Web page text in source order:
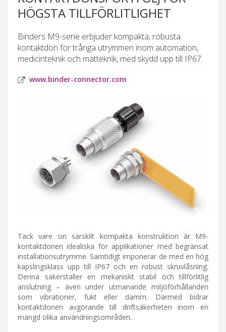
HÖGSTA TILLFÖRLITLIGHET
Binders M9-serie erbjuder kompakta, robusta
kontaktdon för trånga utrymmen inom automation,
medicinteknik och mätteknik, med skydd upp till IP67.
www.binder-connector.com
Tack vare sin särskilt kompakta konstruktion är M9-
kontaktdonen idealiska för applikationer med begränsat
installationsutrymme. Samtidigt imponerar de med en hög
kapslingsklass upp till IP67 och en robust skruvlåsning.
Denna säkerställer en mekaniskt stabil och tillförlitlig
anslutning – även under utmanande miljöförhållanden
som vibrationer, fukt eller damm. Därmed bidrar
kontaktdonen avgörande till driftsäkerheten inom en
mängd olika användningsområden.